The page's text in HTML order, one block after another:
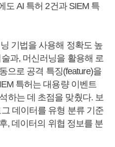
도 AI 특허 2건과 SIEM 특
기법을 사용해 정확도 높
과, 머신러닝을 활용해 로
으로 공격 특징(feature)을
특허는 대용량 이벤트
하는 데 초점을 맞췄다. 보
데이터를 유형 분류 기준
, 데이터의 위협 정보를 분